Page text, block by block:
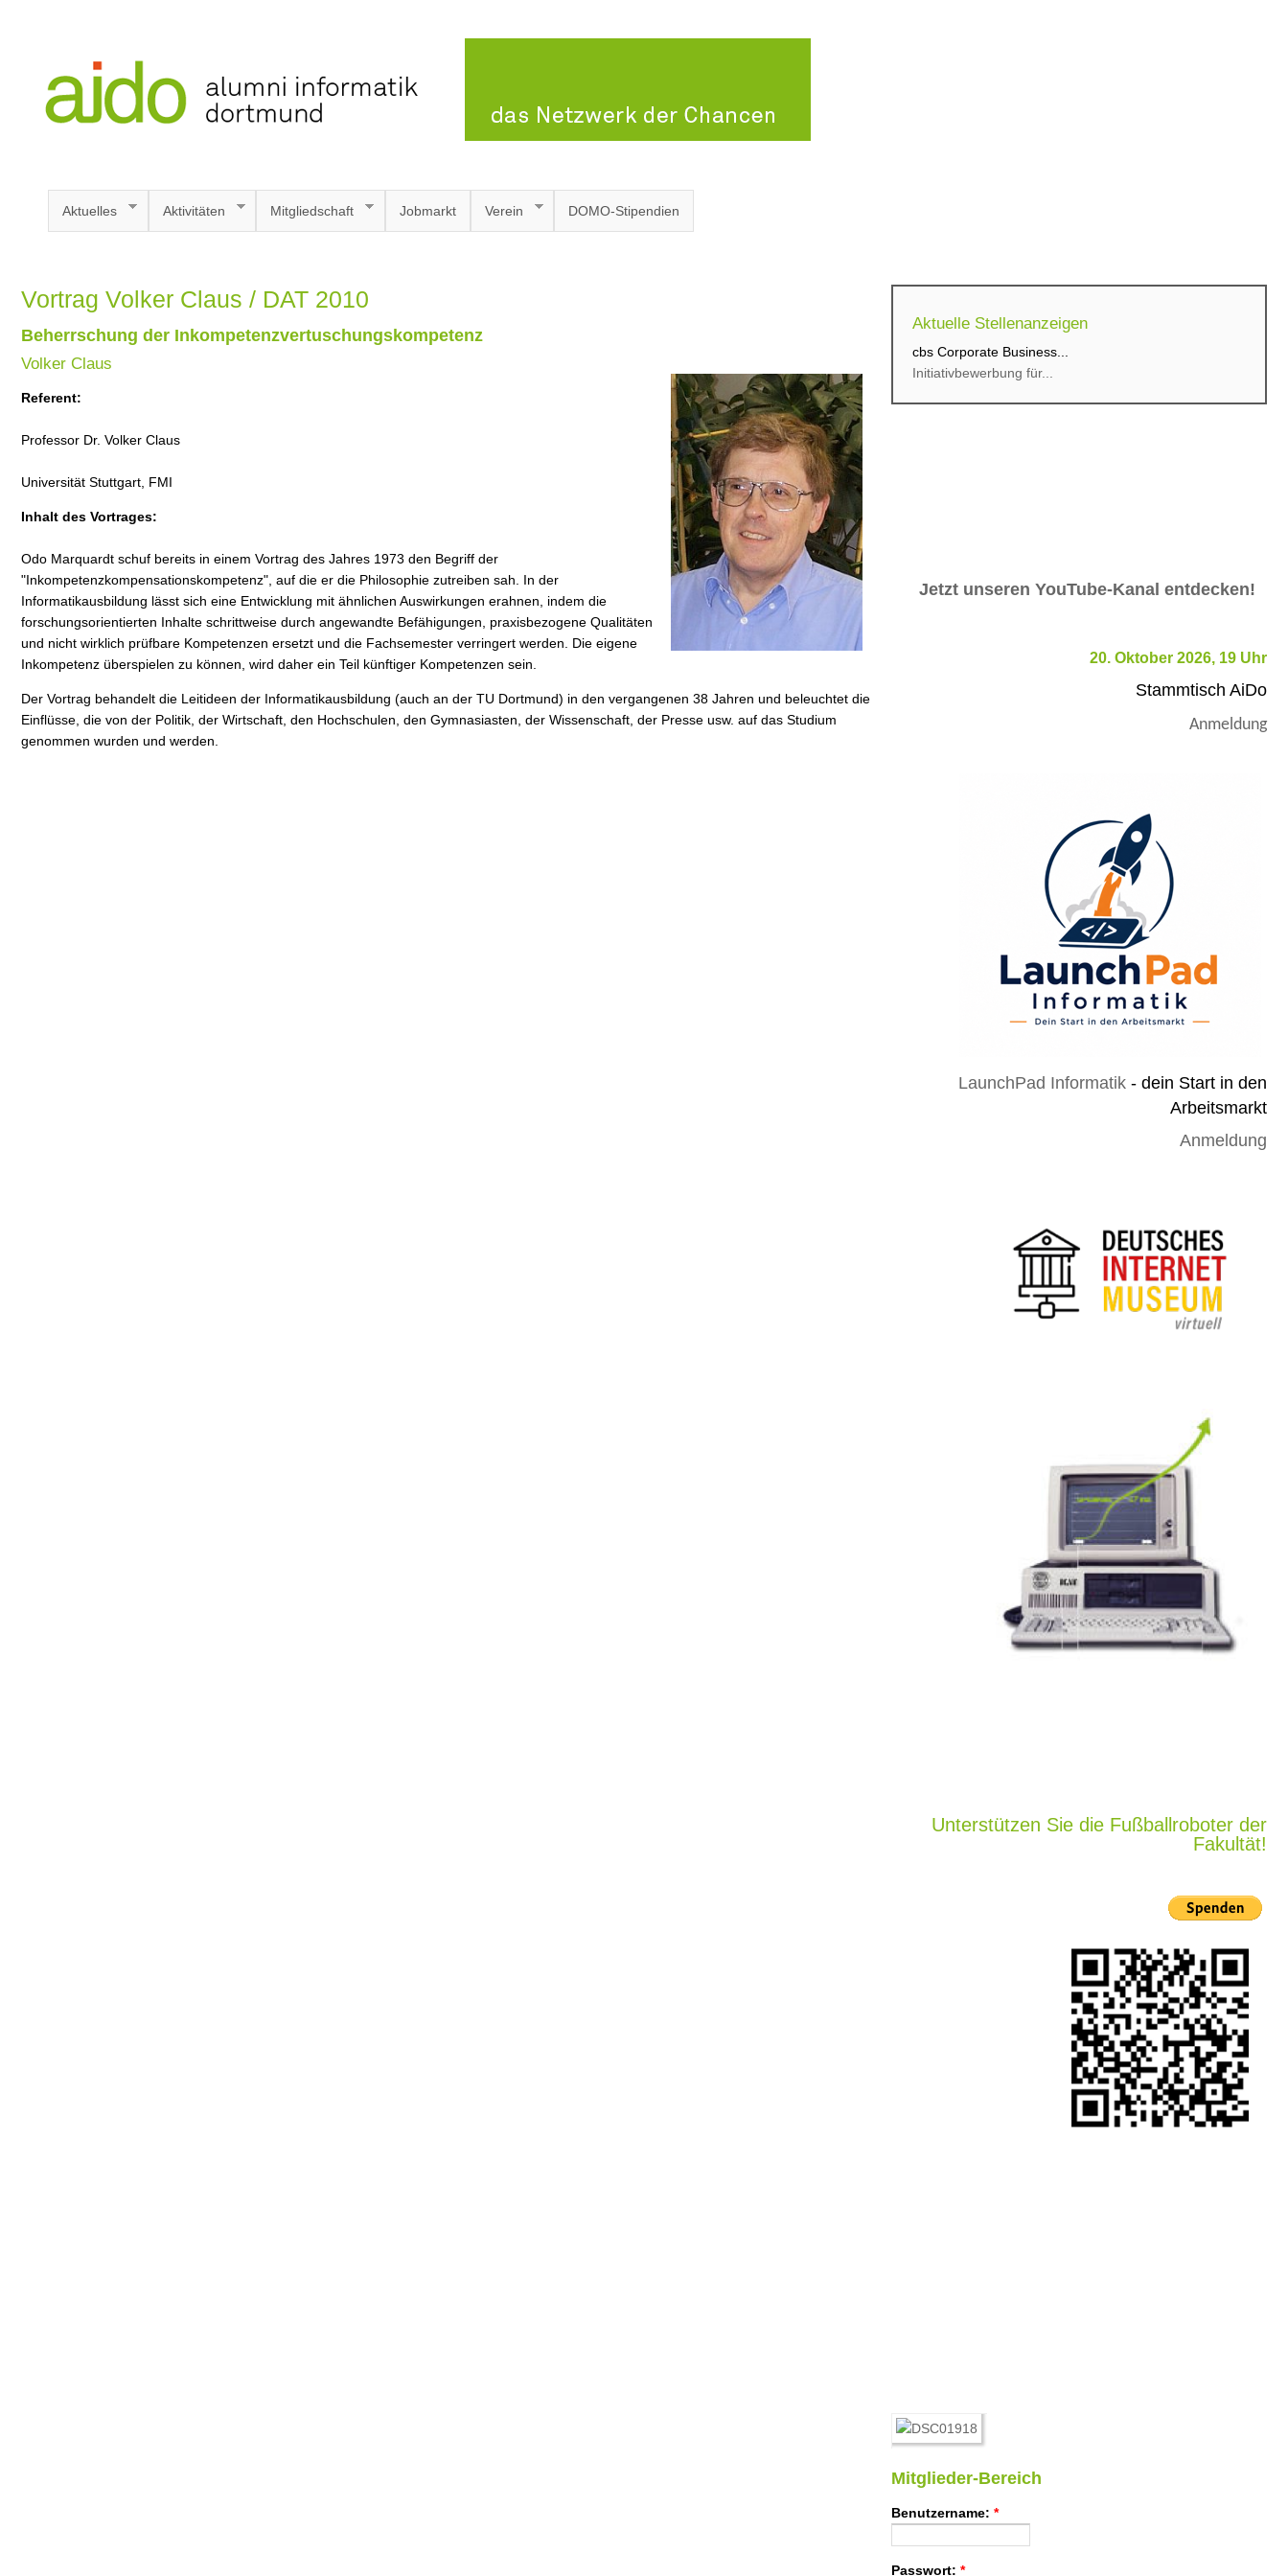
Aktuelles Aktivitäten Mitgliedschaft Jobmarkt Verein DOMO-Stipendien
Vortrag Volker Claus / DAT 2010
Beherrschung der Inkompetenzvertuschungskompetenz
Volker Claus
Referent:
Professor Dr. Volker Claus
Universität Stuttgart, FMI
Inhalt des Vortrages:
Odo Marquardt schuf bereits in einem Vortrag des Jahres 1973 den Begriff der
"Inkompetenzkompensationskompetenz", auf die er die Philosophie zutreiben sah. In der
Informatikausbildung lässt sich eine Entwicklung mit ähnlichen Auswirkungen erahnen, indem die
forschungsorientierten Inhalte schrittweise durch angewandte Befähigungen, praxisbezogene Qualitäten
und nicht wirklich prüfbare Kompetenzen ersetzt und die Fachsemester verringert werden. Die eigene
Inkompetenz überspielen zu können, wird daher ein Teil künftiger Kompetenzen sein.
Der Vortrag behandelt die Leitideen der Informatikausbildung (auch an der TU Dortmund) in den vergangenen 38 Jahren und beleuchtet die
Einflüsse, die von der Politik, der Wirtschaft, den Hochschulen, den Gymnasiasten, der Wissenschaft, der Presse usw. auf das Studium
genommen wurden und werden.
Aktuelle Stellenanzeigen
cbs Corporate Business...
Initiativbewerbung für...
Jetzt unseren YouTube-Kanal entdecken!
20. Oktober 2026, 19 Uhr
Stammtisch AiDo
Anmeldung
LaunchPad Informatik - dein Start in den
Arbeitsmarkt
Anmeldung
Unterstützen Sie die Fußballroboter der
Fakultät!
Mitglieder-Bereich
Benutzername: *
Passwort: *